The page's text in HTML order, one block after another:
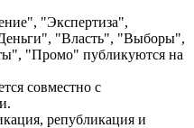
"Экспертиза",
"Власть", "Выборы",
"Промо" публикуются на
совместно с
републикация и